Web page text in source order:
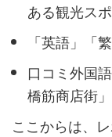
ある観光ス
「英語」「
口コミ外国
橋筋商店街
ここからは、